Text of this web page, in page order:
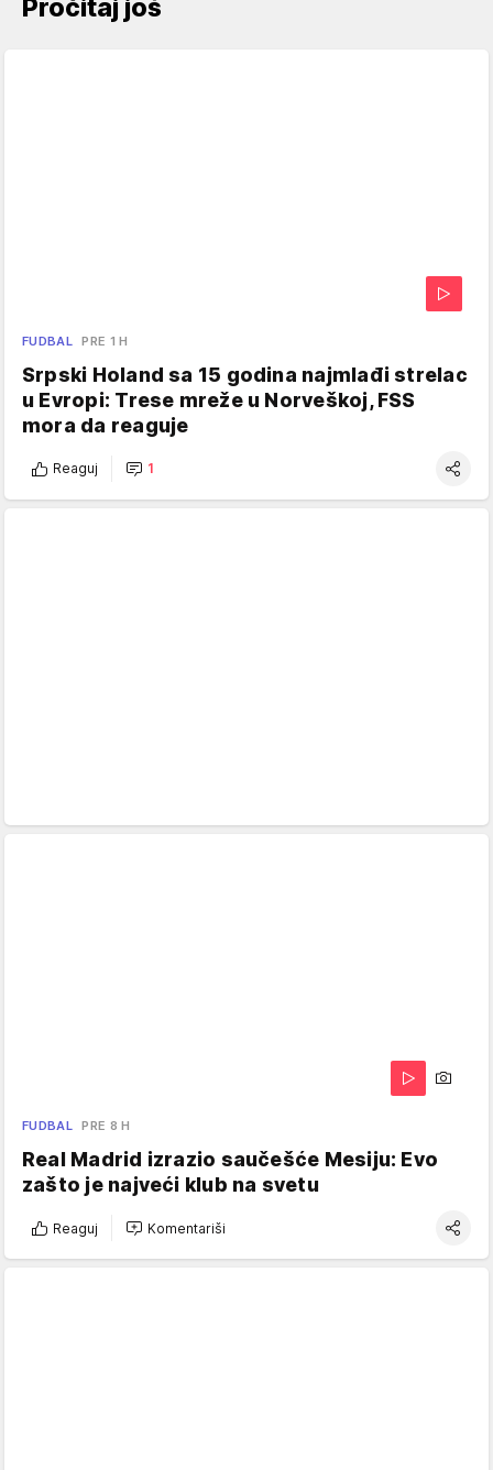
Pročitaj još
FUDBAL PRE 1 H
Srpski Holand sa 15 godina najmlađi strelac
u Evropi: Trese mreže u Norveškoj, FSS
mora da reaguje
Reaguj 1
FUDBAL PRE 8 H
Real Madrid izrazio saučešće Mesiju: Evo
zašto je najveći klub na svetu
Reaguj Komentariši